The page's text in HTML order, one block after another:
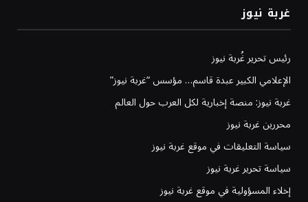
غربة نيوز
رئيس تحرير غُربة نيوز
الإعلامي الكبير عبدة قاسم… مؤسس “غربة نيوز”
غربة نيوز: منصة إخبارية لكل العرب حول العالم
محررين غربة نيوز
سياسة التعليقات في موقع غربة نيوز
سياسة تحرير غربة نيوز
إخلاء المسؤولية في موقع غربة نيوز